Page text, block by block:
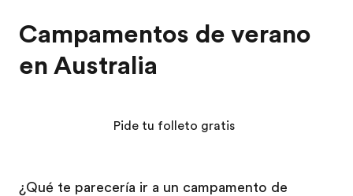
Campamentos de verano
en Australia
¿Qué te parecería ir a un campamento de
Pide tu folleto gratis